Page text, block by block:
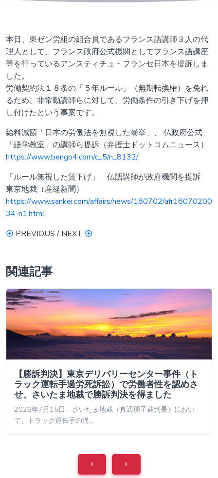
本日、東ゼン労組の組合員であるフランス語講師３人の代
理人として、フランス政府公式機関としてフランス語講座
等を行っているアンスティチュ・フランセ日本を提訴しま
した。
労働契約法１８条の「５年ルール」（無期転換権）を免れ
るため、非常勤講師らに対して、労働条件の引き下げを押
し付けたという事案です。
給料減額「日本の労働法を無視した暴挙」、 仏政府公式
「語学教室」の講師ら提訴（弁護士ドットコムニュース）
https://www.bengo4.com/c_5/n_8132/
「ルール無視した賃下げ」 仏語講師が政府機関を提訴
東京地裁（産経新聞）
https://www.sankei.com/affairs/news/180702/afr18070200
34-n1.html
PREVIOUS / NEXT
関連記事
【勝訴判決】東京デリバリーセンター事件（ト
ラック運転手過労死訴訟）で労働者性を認めさ
せ、さいたま地裁で勝訴判決を得ました
2026年7月15日、さいたま地裁（真辺朋子裁判長）におい
て、トラック運転手の過…